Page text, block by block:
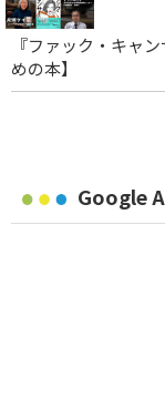
『ファック・キャ
めの本】
Google